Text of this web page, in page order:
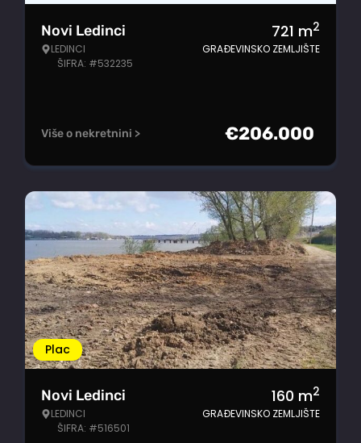
Novi Ledinci
LEDINCI
ŠIFRA: #532235
721 m2
GRAĐEVINSKO ZEMLJIŠTE
Više o nekretnini > €206.000
Plac
Novi Ledinci
LEDINCI
ŠIFRA: #516501
160 m2
GRAĐEVINSKO ZEMLJIŠTE